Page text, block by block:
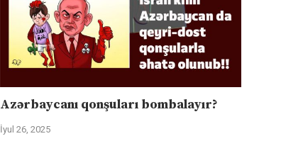
Azərbaycanı qonşuları bombalayır?
İyul 26, 2025